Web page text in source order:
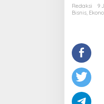
Redaksi
9
Bisnis,